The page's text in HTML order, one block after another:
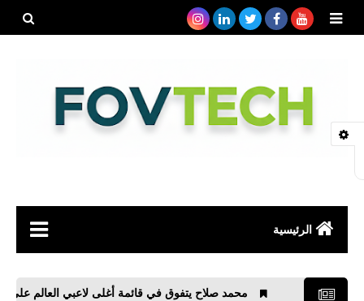
الرئيسية
محمد صلاح يتفوق في قائمة أغلى لاعبي العالم على ميسي